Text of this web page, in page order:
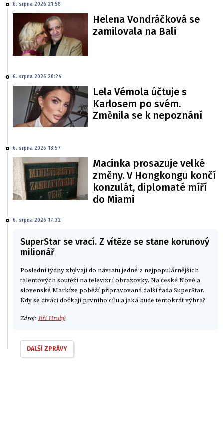
6. srpna 2026 21:58
Helena Vondráčková se
zamilovala na Bali
6. srpna 2026 20:24
Lela Vémola účtuje s
Karlosem po svém.
Změnila se k nepoznání
6. srpna 2026 18:57
Macinka prosazuje velké
změny. V Hongkongu končí
konzulát, diplomaté míří
do Miami
6. srpna 2026 17:32
SuperStar se vrací. Z vítěze se stane korunový
milionář
Poslední týdny zbývají do návratu jedné z nejpopulárnějších
talentových soutěží na televizní obrazovky. Na české Nově a
slovenské Markíze poběží připravovaná další řada SuperStar.
Kdy se diváci dočkají prvního dílu a jaká bude tentokrát výhra?
Zdroj: Jiří Hrubý
DALŠÍ ZPRÁVY